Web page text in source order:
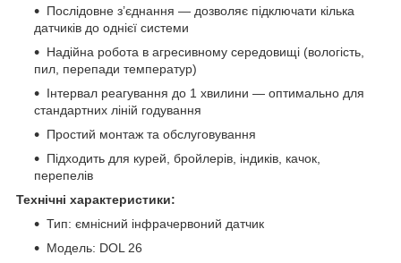
Послідовне з’єднання — дозволяє підключати кілька
датчиків до однієї системи
Надійна робота в агресивному середовищі (вологість,
пил, перепади температур)
Інтервал реагування до 1 хвилини — оптимально для
стандартних ліній годування
Простий монтаж та обслуговування
Підходить для курей, бройлерів, індиків, качок,
перепелів
Технічні характеристики:
Тип: ємнісний інфрачервоний датчик
Модель: DOL 26